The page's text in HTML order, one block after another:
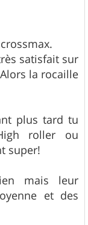
crossmax.
satisfait sur
la rocaille
plus tard tu
roller ou
super!
mais leur
et des